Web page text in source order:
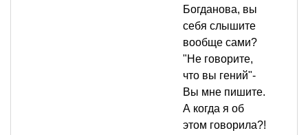
Богданова, вы
себя слышите
вообще сами?
"Не говорите,
что вы гений"-
Вы мне пишите.
А когда я об
этом говорила?!